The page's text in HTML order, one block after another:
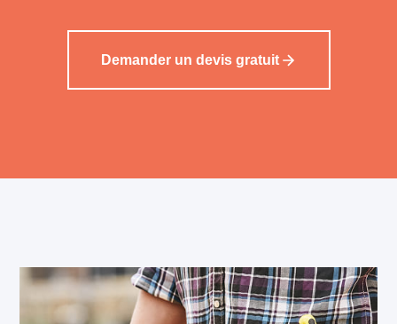
Demander un devis gratuit